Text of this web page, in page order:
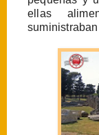
ellas